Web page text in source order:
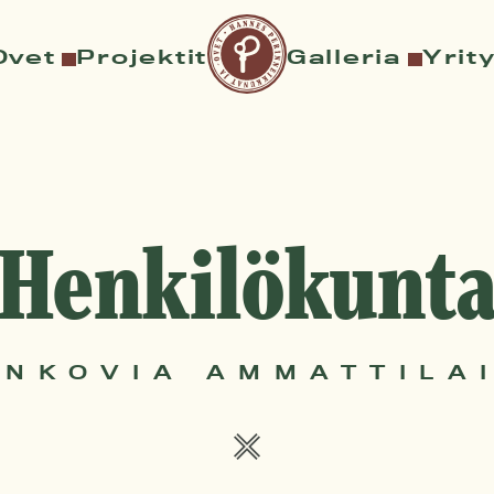
Projektit Galleria